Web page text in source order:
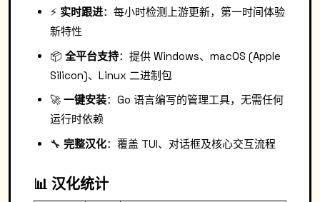
⚡️ 实时跟进：每小时检测上游更新，第一时间体验
新特性
📦 全平台支持：提供 Windows、macOS (Apple
Silicon)、Linux 二进制包
🚀 一键安装：Go 语言编写的管理工具，无需任何
运行时依赖
🔧 完整汉化：覆盖 TUI、对话框及核心交互流程
📊 汉化统计